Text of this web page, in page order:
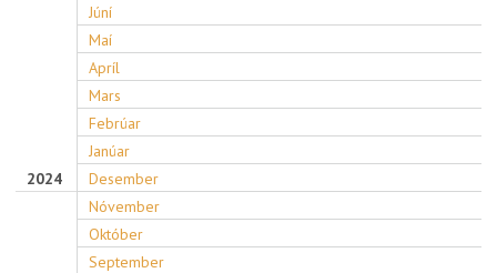
Júní
Maí
Apríl
Mars
Febrúar
Janúar
2024
Desember
Nóvember
Október
September